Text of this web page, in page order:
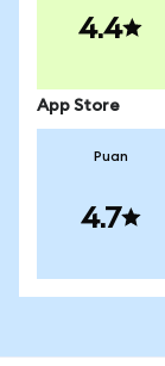
4.4
App Store
Puan
4.7